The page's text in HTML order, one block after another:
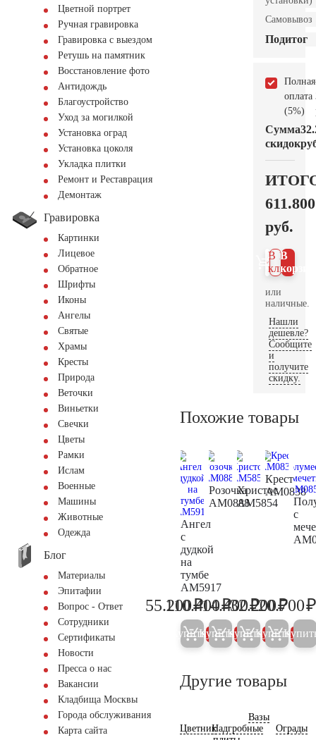
Цветной портрет
Ручная гравировка
Гравировка с выездом
Ретушь на памятник
Восстановление фото
Антидождь
Благоустройство
Уход за могилкой
Установка оград
Установка цоколя
Укладка плитки
Ремонт и Реставрация
Демонтаж
Гравировка
Картинки
Лицевое
Обратное
Шрифты
Иконы
Ангелы
Святые
Храмы
Кресты
Природа
Веточки
Виньетки
Свечки
Цветы
Рамки
Ислам
Военные
Машины
Животные
Одежда
Блог
Материалы
Эпитафии
Вопрос - Ответ
Сотрудники
Сертификаты
Новости
Пресса о нас
Вакансии
Кладбища Москвы
Города обслуживания
Карта сайта
Самовывоз
Подитог
Полная
оплата
(5%)
Сумма
скидок
611.800
руб.
В
В 1
клик
или
наличные.
Нашли
дешевле?
Сообщите
и
получите
скидку.
Похожие товары
Ангел
с
дудкой
на
тумбе
AM5917
58.100
55.200₽
Купить 5%
Розочка
AM0888
116.200
110.400₽
Купить 5%
Христос
AM5854
15.200
14.400₽
Купить 5%
Крест
AM0838
32.200₽
Купить 5%
с
20.700₽
Другие товары
ЦветникНадгробные
Вазы
Ограды